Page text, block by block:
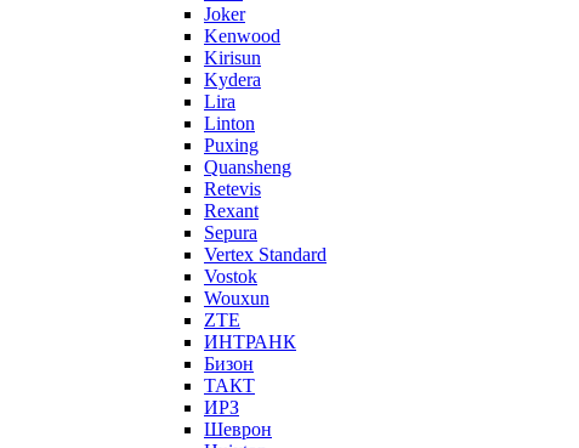
Joker
Kenwood
Kirisun
Kydera
Lira
Linton
Puxing
Quansheng
Retevis
Rexant
Sepura
Vertex Standard
Vostok
Wouxun
ZTE
ИНТРАНК
Бизон
ТАКТ
ИРЗ
Шеврон